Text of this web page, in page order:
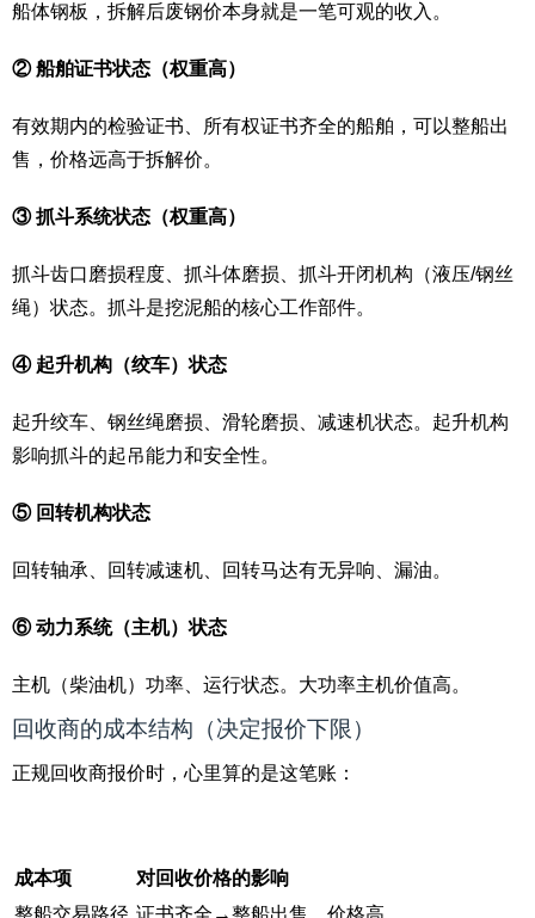
船体钢板，拆解后废钢价本身就是一笔可观的收入。
② 船舶证书状态（权重高）
有效期内的检验证书、所有权证书齐全的船舶，可以整船出
售，价格远高于拆解价。
③ 抓斗系统状态（权重高）
抓斗齿口磨损程度、抓斗体磨损、抓斗开闭机构（液压/钢丝
绳）状态。抓斗是挖泥船的核心工作部件。
④ 起升机构（绞车）状态
起升绞车、钢丝绳磨损、滑轮磨损、减速机状态。起升机构
影响抓斗的起吊能力和安全性。
⑤ 回转机构状态
回转轴承、回转减速机、回转马达有无异响、漏油。
⑥ 动力系统（主机）状态
主机（柴油机）功率、运行状态。大功率主机价值高。
回收商的成本结构（决定报价下限）
正规回收商报价时，心里算的是这笔账：
成本项
对回收价格的影响
整船交易路径 证书齐全→整船出售，价格高